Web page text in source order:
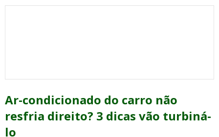
Ar-condicionado do carro não
resfria direito? 3 dicas vão turbiná-
lo